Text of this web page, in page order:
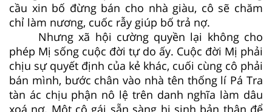
cầu xin bố đừng bán cho nhà giàu, cô sẽ chăm
chỉ làm nương, cuốc rẫy giúp bố trả nợ.
Nhưng xã hội cường quyền lại không cho
phép Mị sống cuộc đời tự do ấy. Cuộc đời Mị phải
chịu sự quyết định của kẻ khác, cuối cùng cô phải
bán mình, bước chân vào nhà tên thống lí Pá Tra
tàn ác chịu phận nô lệ trên danh nghĩa làm dâu
xoá nợ. Một cô gái sẵn sàng hi sinh bản thân để